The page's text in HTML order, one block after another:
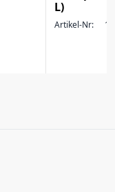
L)
Artikel-Nr: